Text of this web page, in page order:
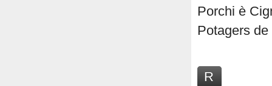
Porchi è
Potagers de
R